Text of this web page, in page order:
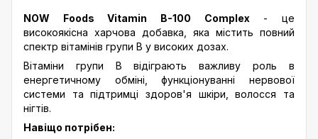
NOW Foods Vitamin B-100 Complex- це
високоякісна харчова добавка, яка містить повний
спектр вітамінів групи B у високих дозах.
Вітаміни групи B відіграють важливу роль в
енергетичному обміні, функціонуванні нервової
системи та підтримці здоров'я шкіри, волосся та
нігтів.
Навіщо потрібен: